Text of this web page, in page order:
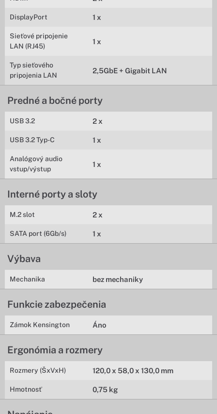
DisplayPort 1 x
Sieťové pripojenie
LAN (RJ45)
1 x
Typ sieťového
pripojenia LAN
2,5GbE + Gigabit LAN
Predné a bočné porty
USB 3.2 2 x
USB 3.2 Typ-C 1 x
Analógový audio
vstup/výstup
1 x
Interné porty a sloty
M.2 slot 2 x
SATA port (6Gb/s) 1 x
Výbava
Mechanika bez mechaniky
Funkcie zabezpečenia
Zámok Kensington Áno
Ergonómia a rozmery
Rozmery (ŠxVxH) 120,0 x 58,0 x 130,0 mm
Hmotnosť 0,75 kg